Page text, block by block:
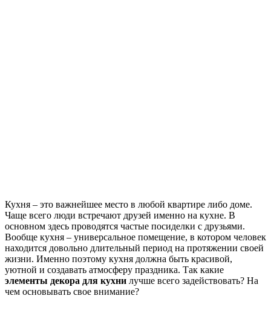
Кухня – это важнейшее место в любой квартире либо доме.
Чаще всего люди встречают друзей именно на кухне. В
основном здесь проводятся частые посиделки с друзьями.
Вообще кухня – универсальное помещение, в котором человек
находится довольно длительный период на протяжении своей
жизни. Именно поэтому кухня должна быть красивой,
уютной и создавать атмосферу праздника. Так какие
элементы декора для кухни лучше всего задействовать? На
чем основывать свое внимание?